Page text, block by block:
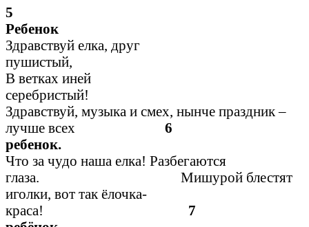
5
Здравствуй елка, друг
В ветках иней
серебристый!
Здравствуй, музыка и смех, нынче праздник –
лучше всех 6
Что за чудо наша елка! Разбегаются
глаза. Мишурой блестят
иголки, вот так ёлочка-
краса! 7